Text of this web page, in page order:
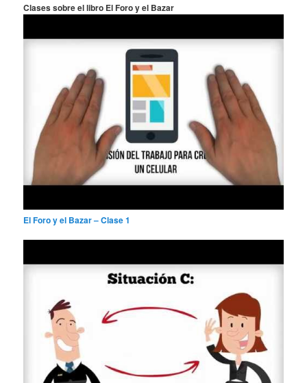
r
Clases sobre el libro El Foro y el Bazar
El Foro y el Bazar – Clase 1